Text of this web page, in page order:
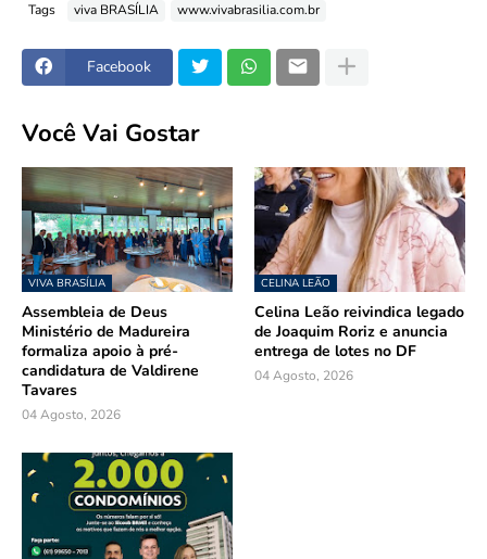
Tags viva BRASÍLIA www.vivabrasilia.com.br
Facebook
Você Vai Gostar
VIVA BRASÍLIA
Assembleia de Deus
Ministério de Madureira
formaliza apoio à pré-
candidatura de Valdirene
Tavares
04 Agosto, 2026
CELINA LEÃO
Celina Leão reivindica legado
de Joaquim Roriz e anuncia
entrega de lotes no DF
04 Agosto, 2026